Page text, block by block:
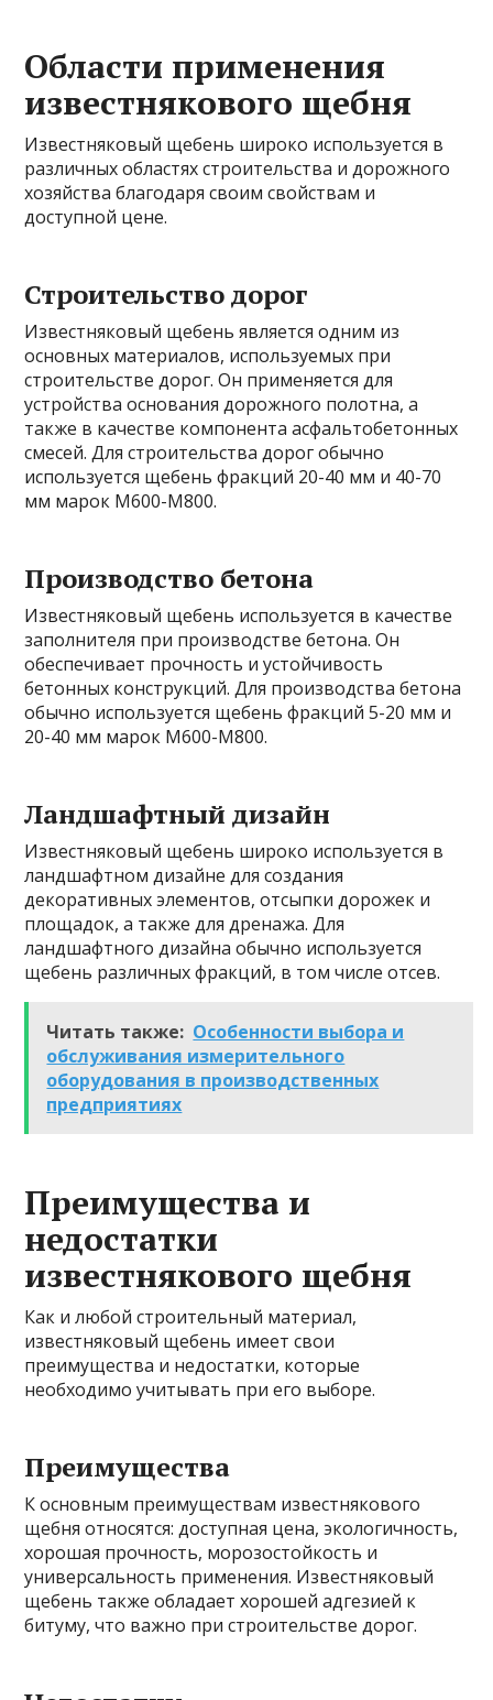
Области применения
известнякового щебня
Известняковый щебень широко используется в
различных областях строительства и дорожного
хозяйства благодаря своим свойствам и
доступной цене.
Строительство дорог
Известняковый щебень является одним из
основных материалов, используемых при
строительстве дорог. Он применяется для
устройства основания дорожного полотна, а
также в качестве компонента асфальтобетонных
смесей. Для строительства дорог обычно
используется щебень фракций 20-40 мм и 40-70
мм марок М600-М800.
Производство бетона
Известняковый щебень используется в качестве
заполнителя при производстве бетона. Он
обеспечивает прочность и устойчивость
бетонных конструкций. Для производства бетона
обычно используется щебень фракций 5-20 мм и
20-40 мм марок М600-М800.
Ландшафтный дизайн
Известняковый щебень широко используется в
ландшафтном дизайне для создания
декоративных элементов, отсыпки дорожек и
площадок, а также для дренажа. Для
ландшафтного дизайна обычно используется
щебень различных фракций, в том числе отсев.
Читать также: Особенности выбора и
обслуживания измерительного
оборудования в производственных
предприятиях
Преимущества и
недостатки
известнякового щебня
Как и любой строительный материал,
известняковый щебень имеет свои
преимущества и недостатки, которые
необходимо учитывать при его выборе.
Преимущества
К основным преимуществам известнякового
щебня относятся: доступная цена, экологичность,
хорошая прочность, морозостойкость и
универсальность применения. Известняковый
щебень также обладает хорошей адгезией к
битуму, что важно при строительстве дорог.